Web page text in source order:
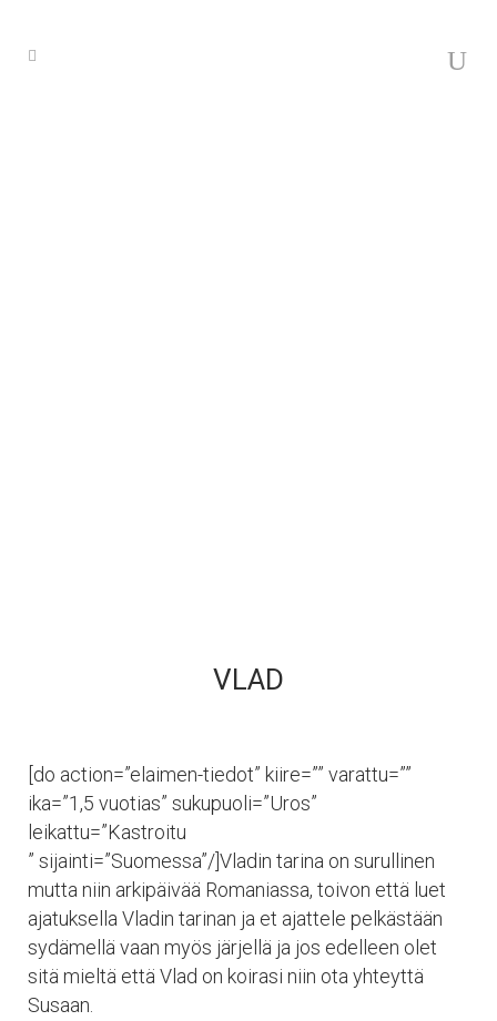
VLAD
[do action=”elaimen-tiedot” kiire=”” varattu=””
ika=”1,5 vuotias” sukupuoli=”Uros”
leikattu=”Kastroitu
” sijainti=”Suomessa”/]Vladin tarina on surullinen
mutta niin arkipäivää Romaniassa, toivon että luet
ajatuksella Vladin tarinan ja et ajattele pelkästään
sydämellä vaan myös järjellä ja jos edelleen olet
sitä mieltä että Vlad on koirasi niin ota yhteyttä
Susaan.